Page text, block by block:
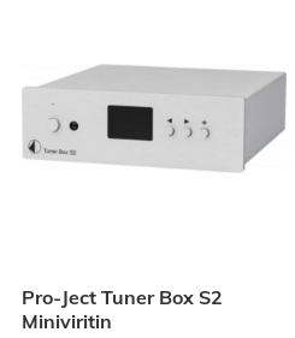
kokemuksia jo
ovat tästä syystä
todistettu
voi kierrättää
Olemme kehittäneet
tuotteita, joita
akustiikkalevy on
seinälle, kattoon tai
kodin, toimiston,
tehty
Pro-Ject Tuner Box S2
Miniviritin